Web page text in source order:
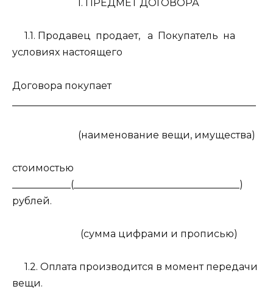
I. ПРЕДМЕТ ДОГОВОРА
1.1. Продавец продает, а Покупатель на
условиях настоящего
Договора покупает
(наименование вещи, имущества)
стоимостью
____________(__________________________________)
рублей.
(сумма цифрами и прописью)
1.2. Оплата производится в момент передачи
вещи.